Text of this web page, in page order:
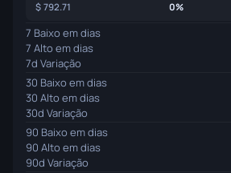
792.71 0%
7 Baixo em dias
7 Alto em dias
7d Variação
30 Baixo em dias
30 Alto em dias
30d Variação
90 Baixo em dias
90 Alto em dias
90d Variação